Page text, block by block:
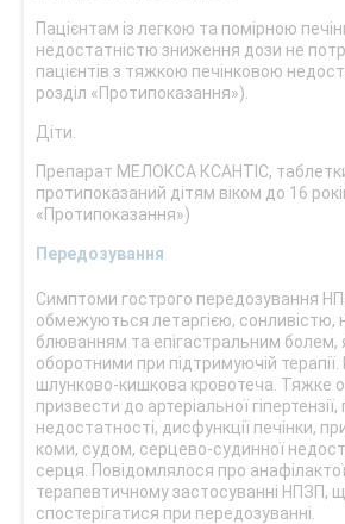
Пацієнтам із легкою та помірною
недостатністю зниження дози не
пацієнтів з тяжкою печінковою
розділ «Протипоказання»).
Діти.
Препарат МЕЛОКСА КСАНТІС,
протипоказаний дітям віком до 16
«Протипоказання»)
Передозування
Симптоми гострого передозування
обмежуються летаргією, сонливістю,
блюванням та епігастральним болем,
оборотними при підтримуючій
шлунково-кишкова кровотеча. Тяжке
призвести до артеріальної
недостатності, дисфункції печінки,
коми, судом, серцево-судинної
серця. Повідомлялося про
терапевтичному застосуванні НПЗП,
спостерігатися при передозуванні.